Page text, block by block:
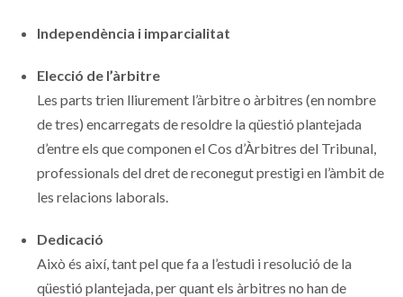
Independència i imparcialitat
Elecció de l’àrbitre
Les parts trien lliurement l’àrbitre o àrbitres (en nombre
de tres) encarregats de resoldre la qüestió plantejada
d’entre els que componen el Cos d’Àrbitres del Tribunal,
professionals del dret de reconegut prestigi en l’àmbit de
les relacions laborals.
Dedicació
Això és així, tant pel que fa a l’estudi i resolució de la
qüestió plantejada, per quant els àrbitres no han de